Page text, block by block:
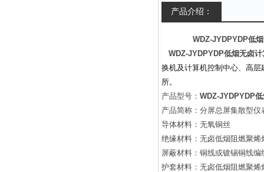
产品介绍：
WDZ-JYDPYDP低
WDZ-JYDPYDP低烟无卤
换机及计算机控制中心、高
所。
产品型号： WDZ-JYDPYDP
产品简称：分屏总屏集散型
导体材料：无氧铜丝
绝缘材料：无卤低烟阻燃聚烯
屏蔽材料：铜线或镀锡铜线编
护套材料：无卤低烟阻燃聚烯